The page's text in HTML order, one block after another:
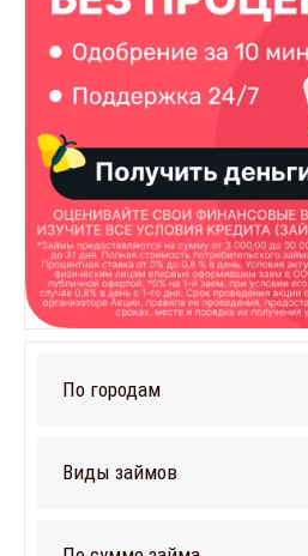
По городам
Виды займов